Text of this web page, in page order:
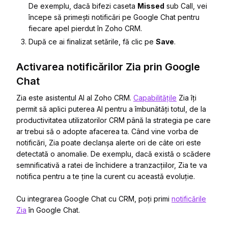
De exemplu, dacă bifezi caseta Missed sub Call , vei
începe să primești notificări pe Google Chat pentru
fiecare apel pierdut în Zoho CRM.
După ce ai finalizat setările, fă clic pe Save.
Activarea notificărilor Zia prin Google
Chat
Zia este asistentul AI al Zoho CRM. Capabilitățile Zia îți
permit să aplici puterea AI pentru a îmbunătăți totul, de la
productivitatea utilizatorilor CRM până la strategia pe care
ar trebui să o adopte afacerea ta. Când vine vorba de
notificări, Zia poate declanșa alerte ori de câte ori este
detectată o anomalie. De exemplu, dacă există o scădere
semnificativă a ratei de închidere a tranzacțiilor, Zia te va
notifica pentru a te ține la curent cu această evoluție.
Cu integrarea Google Chat cu CRM, poți primi notificările
Zia în Google Chat.